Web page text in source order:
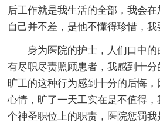
后工作就是我生活的全部，我会
自己并不差，是他不懂得珍惜，我
身为医院的护士，人们口中
有尽职尽责照顾患者，我感到十
旷工的这种行为感到十分的后悔
心情，旷了一天工实在是不值得
个神圣职位上的职责，医院惩罚